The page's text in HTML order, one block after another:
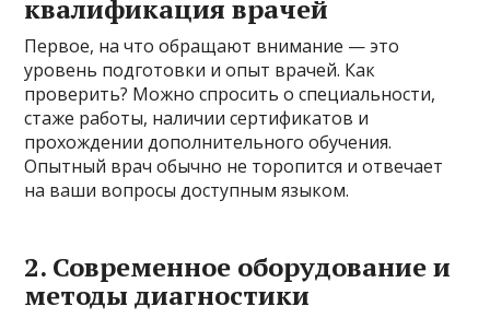
квалификация врачей
Первое, на что обращают внимание — это
уровень подготовки и опыт врачей. Как
проверить? Можно спросить о специальности,
стаже работы, наличии сертификатов и
прохождении дополнительного обучения.
Опытный врач обычно не торопится и отвечает
на ваши вопросы доступным языком.
2. Современное оборудование и
методы диагностики